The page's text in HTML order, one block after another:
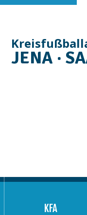
JENA ·
überspringen
KFA